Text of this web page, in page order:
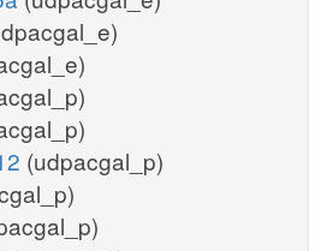
(udpacgal_p)